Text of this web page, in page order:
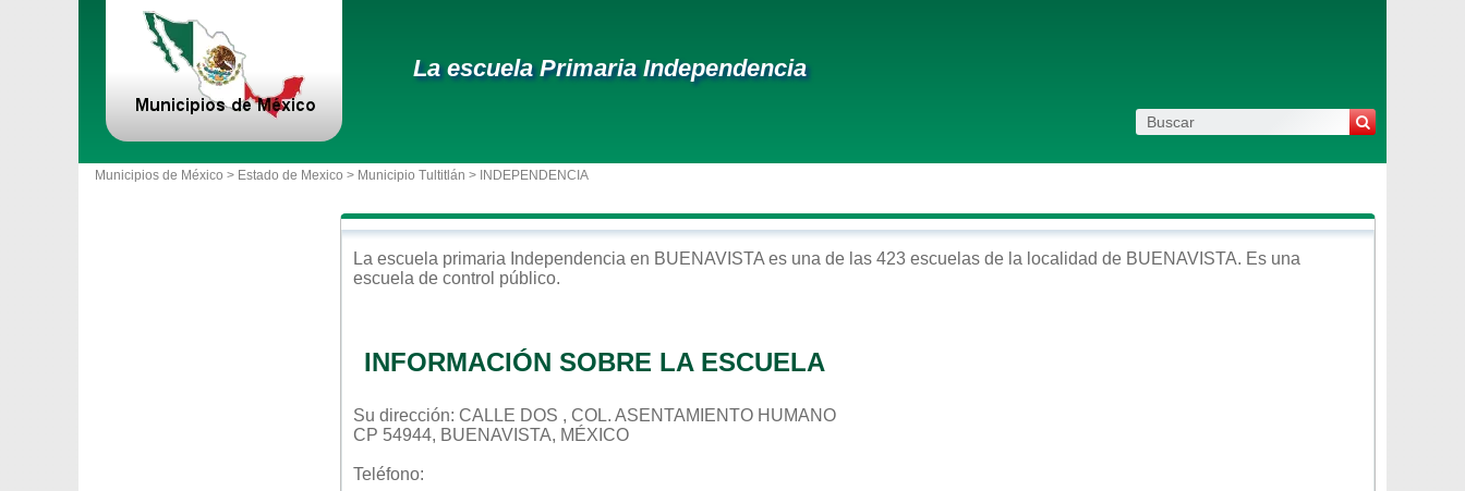
La escuela Primaria Independencia
Municipios de México > Estado de Mexico > Municipio Tultitlán > INDEPENDENCIA
La escuela primaria Independencia en BUENAVISTA es una de las 423 escuelas de la localidad de BUENAVISTA. Es una
escuela de control público.
INFORMACIÓN SOBRE LA ESCUELA
Su dirección: CALLE DOS , COL. ASENTAMIENTO HUMANO
CP 54944, BUENAVISTA, MÉXICO
Teléfono: